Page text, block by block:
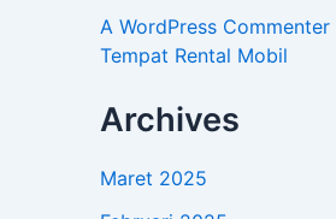
A WordPress Commenter
Tempat Rental Mobil
Archives
Maret 2025